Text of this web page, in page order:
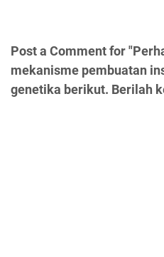
Post a Comment for
mekanisme pembuatan
genetika berikut. Berilah